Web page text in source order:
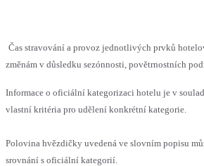
Čas stravování a provoz jednotlivých prvků
změnám v důsledku sezónnosti, povětrnostních
Informace o oficiální kategorizaci hotelu je v
vlastní kritéria pro udělení konkrétní kategorie.
Polovina hvězdičky uvedená ve slovním popisu
srovnání s oficiální kategorií.